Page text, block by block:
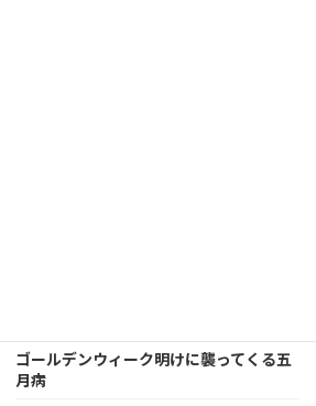
ゴールデンウィーク明けに襲ってくる五
月病